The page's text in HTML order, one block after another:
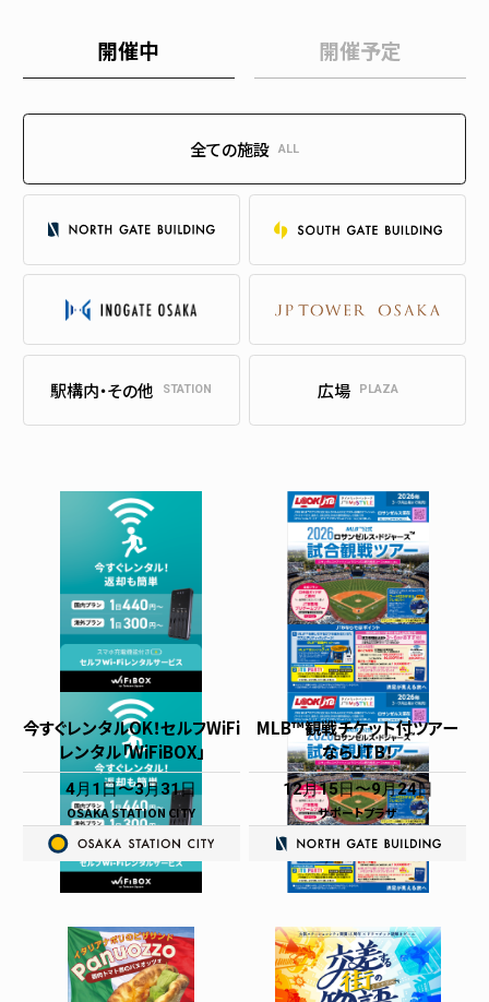
開催中 開催予定
全ての施設 ALL
駅構内・その他 STATION 広場 PLAZA
今すぐレンタルOK！セルフWiFi
レンタル「WiFiBOX」
4月1日 3月31日
OSAKA STATION CITY
MLB™観戦チケット付ツアー
ならJTB！
12月15日 9月24日
サポートプラザ